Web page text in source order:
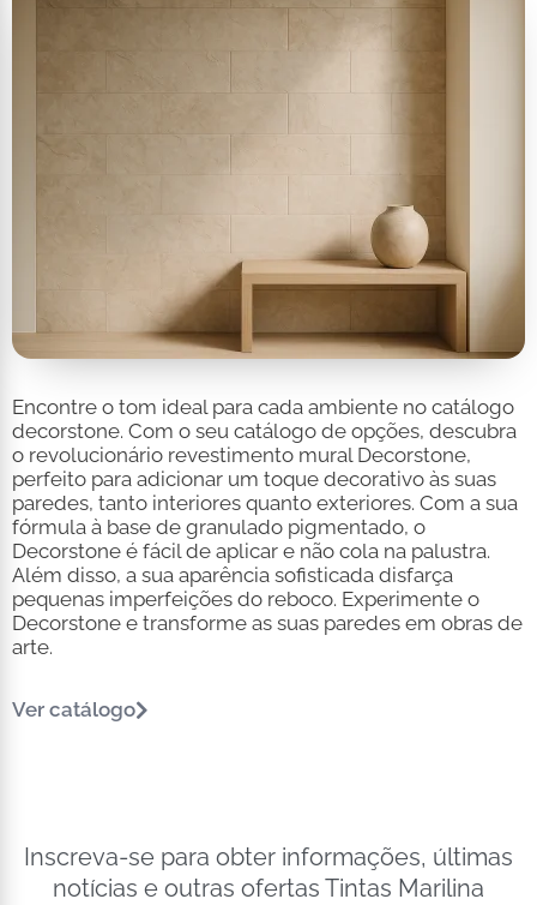
Encontre o tom ideal para cada ambiente no catálogo
decorstone. Com o seu catálogo de opções, descubra
o revolucionário revestimento mural Decorstone,
perfeito para adicionar um toque decorativo às suas
paredes, tanto interiores quanto exteriores. Com a sua
fórmula à base de granulado pigmentado, o
Decorstone é fácil de aplicar e não cola na palustra.
Além disso, a sua aparência sofisticada disfarça
pequenas imperfeições do reboco. Experimente o
Decorstone e transforme as suas paredes em obras de
arte.
Ver catálogo
Inscreva-se para obter informações, últimas
notícias e outras ofertas Tintas Marilina